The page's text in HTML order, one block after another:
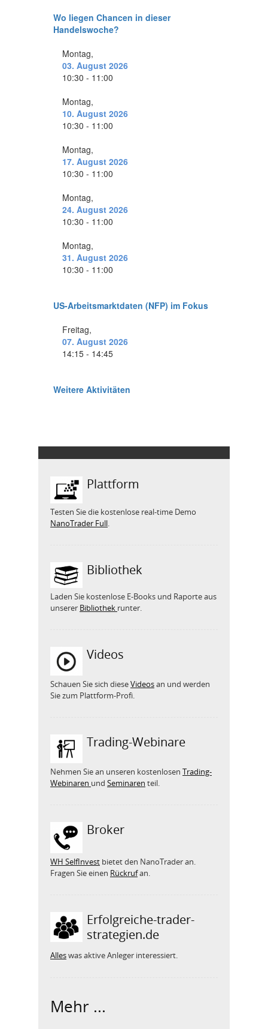
Plattform
Testen Sie die kostenlose real-time Demo
NanoTrader Full
Bibliothek
Laden Sie kostenlose E-Books und Raporte aus
unserer Bibliothek runter.
Videos
Schauen Sie sich dieseVideosan und werden
Sie zum Plattform-Profi.
Trading-Webinare
Nehmen Sie an unseren kostenlosen Trading-
Webinaren und Seminaren teil.
Broker
WH SelfInvest bietet den NanoTrader an.
Fragen Sie einen Rückrufan.
Erfolgreiche-trader-
strategien.de
Alleswas aktive Anleger interessiert.
Mehr ...